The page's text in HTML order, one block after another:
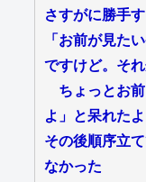
さすがに勝手
「お前が見た
ですけど。そ
ちょっとお前
よ」と呆れた
その後順序立
なかった